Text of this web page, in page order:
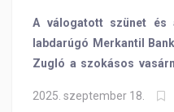
A válogatott szünet és
labdarúgó Merkantil
Zugló a szokásos
napos rendezvény
2025. szeptember 18.